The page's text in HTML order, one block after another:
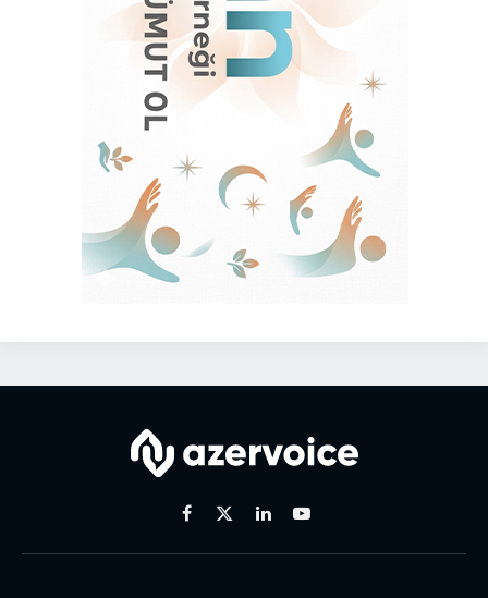
Facebook
X
LinkedinYoutube